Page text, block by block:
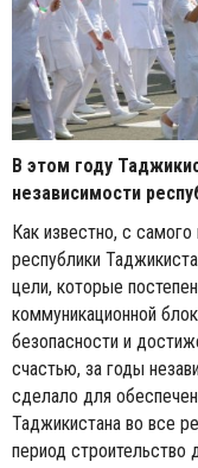
В этом году
независимости
Как известно, с самого
республики
цели, которые
коммуникационной
безопасности и
счастью, за годы
сделало для
Таджикистана во все
период строительство